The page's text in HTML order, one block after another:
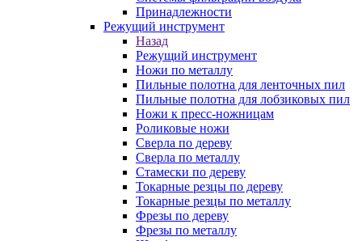
Принадлежности
Режущий инструмент
Назад
Режущий инструмент
Ножи по металлу
Пильные полотна для ленточных пил
Пильные полотна для лобзиковых пил
Ножи к пресс-ножницам
Роликовые ножи
Сверла по дереву
Сверла по металлу
Стамески по дереву
Токарные резцы по дереву
Токарные резцы по металлу
Фрезы по дереву
Фрезы по металлу